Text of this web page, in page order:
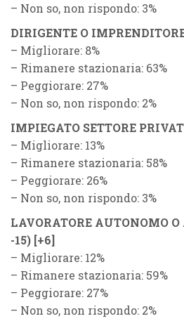
– Non so, non rispondo: 3%
DIRIGENTE O
– Migliorare: 8%
– Rimanere stazionaria: 63%
– Peggiorare: 27%
– Non so, non rispondo: 2%
IMPIEGATO SETTORE
– Migliorare: 13%
– Rimanere stazionaria: 58%
– Peggiorare: 26%
– Non so, non rispondo: 3%
LAVORATORE AUTONOMO
-15) [+6]
– Migliorare: 12%
– Rimanere stazionaria: 59%
– Peggiorare: 27%
– Non so, non rispondo: 2%